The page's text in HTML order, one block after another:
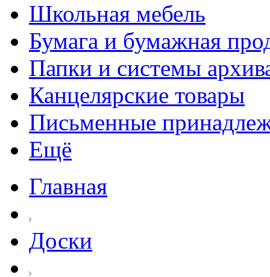
Школьная мебель
Бумага и бумажная
Папки и системы
Канцелярские товары
Письменные
Ещё
Главная
Доски